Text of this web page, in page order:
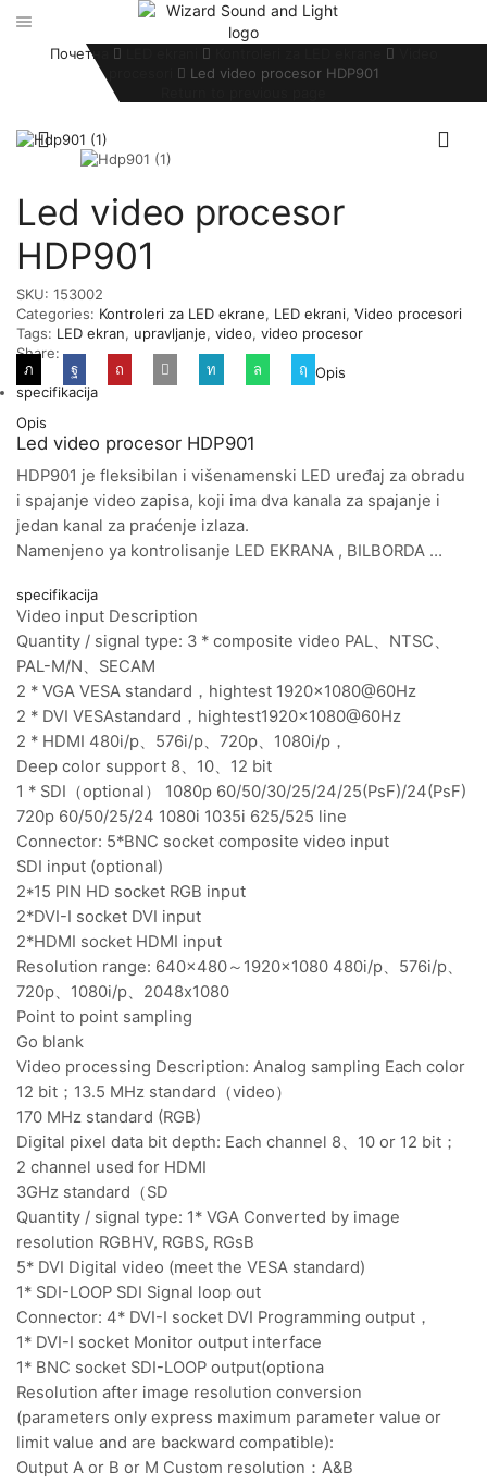
Почетна
Led video procesor HDP901
Led video procesor
HDP901
SKU: 153002
Categories: Kontroleri za LED ekrane, LED ekrani, Video procesori
Tags: LED ekran, upravljanje, video, video procesor
Share:
Opis
specifikacija
Opis
Led video procesor HDP901
HDP901 je fleksibilan i višenamenski LED uređaj za obradu
i spajanje video zapisa, koji ima dva kanala za spajanje i
jedan kanal za praćenje izlaza.
Namenjeno ya kontrolisanje LED EKRANA , BILBORDA …
specifikacija
Video input Description
Quantity / signal type: 3 * composite video PAL、NTSC、
PAL-M/N、SECAM
2 * VGA VESA standard，hightest 1920x1080@60Hz
2 * DVI VESAstandard，hightest1920x1080@60Hz
2 * HDMI 480i/p、576i/p、720p、1080i/p，
Deep color support 8、10、12 bit
1 * SDI（optional） 1080p 60/50/30/25/24/25(PsF)/24(PsF)
720p 60/50/25/24 1080i 1035i 625/525 line
Connector: 5*BNC socket composite video input
SDI input (optional)
2*15 PIN HD socket RGB input
2*DVI-I socket DVI input
2*HDMI socket HDMI input
Resolution range: 640x480～1920x1080 480i/p、576i/p、
720p、1080i/p、2048x1080
Point to point sampling
Go blank
Video processing Description: Analog sampling Each color
12 bit；13.5 MHz standard（video）
170 MHz standard (RGB)
Digital pixel data bit depth: Each channel 8、10 or 12 bit；
2 channel used for HDMI
3GHz standard（SD
Quantity / signal type: 1* VGA Converted by image
resolution RGBHV, RGBS, RGsB
5* DVI Digital video (meet the VESA standard)
1* SDI-LOOP SDI Signal loop out
Connector: 4* DVI-I socket DVI Programming output，
1* DVI-I socket Monitor output interface
1* BNC socket SDI-LOOP output(optiona
Resolution after image resolution conversion
(parameters only express maximum parameter value or
limit value and are backward compatible):
Output A or B or M Custom resolution：A&B